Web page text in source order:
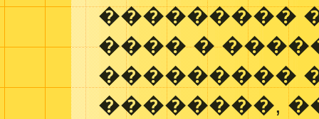
���������
���� �
���������
��������,